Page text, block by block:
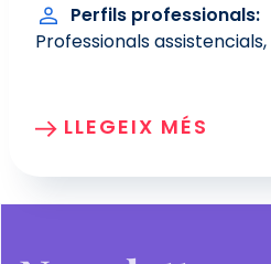
Perfils professionals
Professionals assistencials
LLEGEIX MÉS